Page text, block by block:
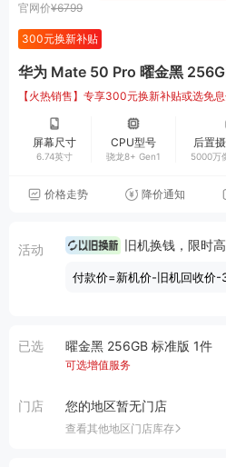
官网价¥6799
300元换新补贴
华为 Mate 50 Pro 曜金黑
【火热销售】专享300元换新补贴或选免
屏幕尺寸
6.74英寸
CPU型号
骁龙8+ Gen1
后置
5000万
价格走势 降价通知
活动 旧机换钱，限时
付款价=新机价-旧机回收价-
已选 曜金黑 256GB 标准版 1件
可选增值服务
门店 您的地区暂无门店
查看其他地区门店库存